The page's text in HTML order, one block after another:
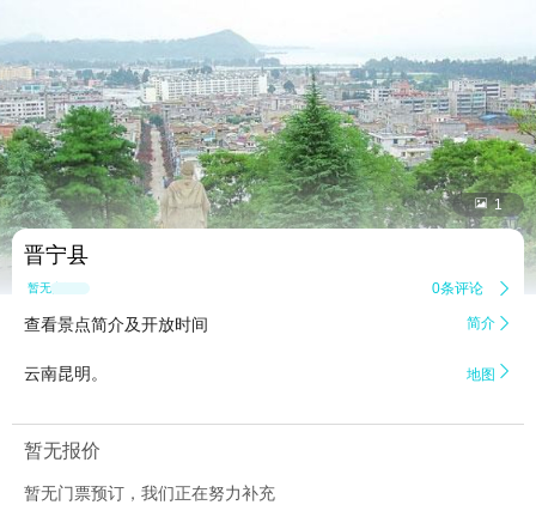
 1
晋宁县
暂无点评 0条评论 
查看景点简介及开放时间 简介 
云南昆明。 地图 
暂无报价
暂无门票预订，我们正在努力补充